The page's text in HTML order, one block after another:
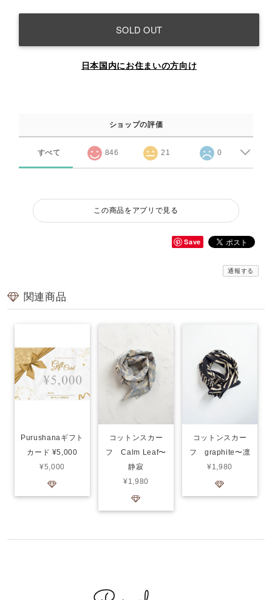
SOLD OUT
日本国内にお住まいの方向け
ショップの評価
すべて 846 21 0
この商品をアプリで見る
Save
通報する
関連商品
Purushanaギフト
カード ¥5,000
¥5,000
コットンスカー
フ Calm Leaf〜
静寂
¥1,980
コットンスカー
フ graphite〜凛
¥1,980